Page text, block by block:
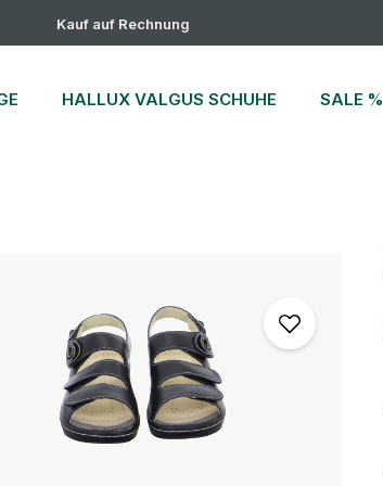
Kauf auf Rechnung
HALLUX VALGUS SCHUHE SALE %